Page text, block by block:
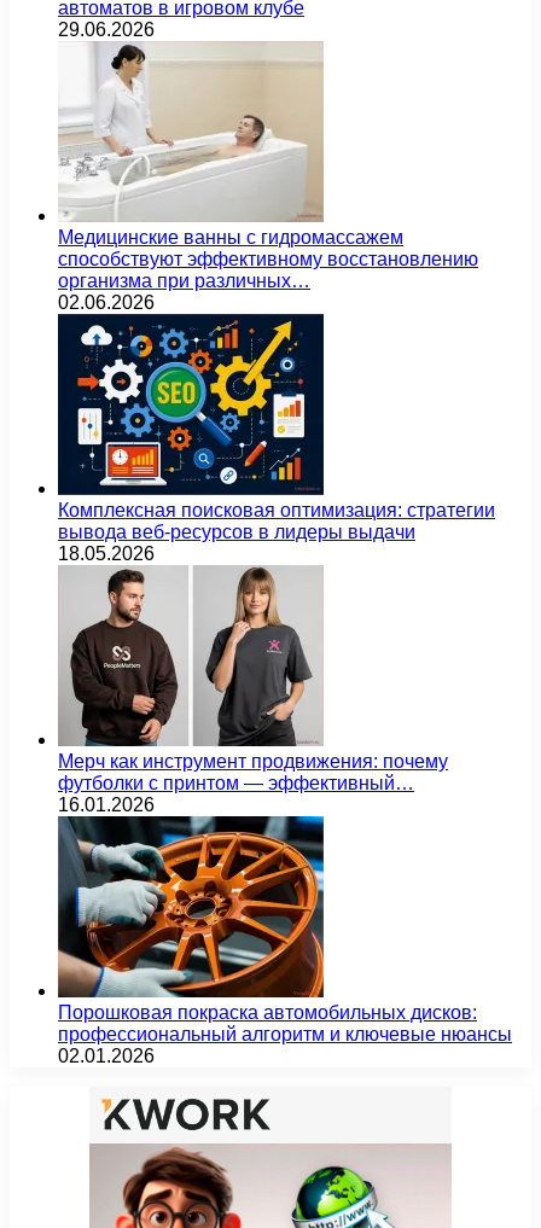
автоматов в игровом клубе
29.06.2026
Медицинские ванны с гидромассажем
способствуют эффективному восстановлению
организма при различных…
02.06.2026
Комплексная поисковая оптимизация: стратегии
вывода веб-ресурсов в лидеры выдачи
18.05.2026
Мерч как инструмент продвижения: почему
футболки с принтом — эффективный…
16.01.2026
Порошковая покраска автомобильных дисков:
профессиональный алгоритм и ключевые нюансы
02.01.2026